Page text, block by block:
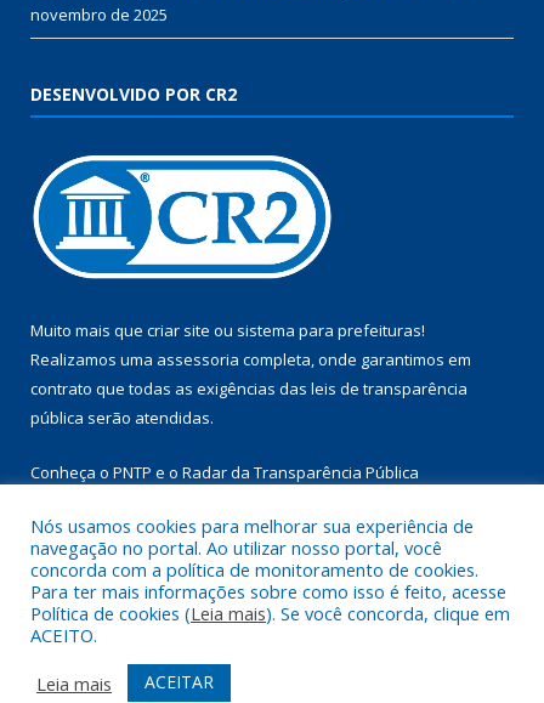
novembro de 2025
DESENVOLVIDO POR CR2
Muito mais que criar site ou sistema para prefeituras!
Realizamos uma assessoria completa, onde garantimos em
contrato que todas as exigências das leis de transparência
pública serão atendidas.
Conheça o PNTP e o Radar da Transparência Pública
Todos os direitos reservados a Câmara Municipal de Aurora do
Pará.
Mapa do Site
Acessar Área Administrativa
Nós usamos cookies para melhorar sua experiência de
navegação no portal. Ao utilizar nosso portal, você
concorda com a política de monitoramento de cookies.
Para ter mais informações sobre como isso é feito, acesse
Política de cookies (Leia mais). Se você concorda, clique em
ACEITO.
Leia mais
ACEITAR